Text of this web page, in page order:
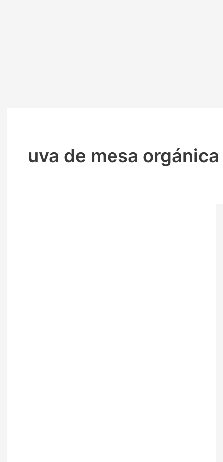
uva de mesa orgánica